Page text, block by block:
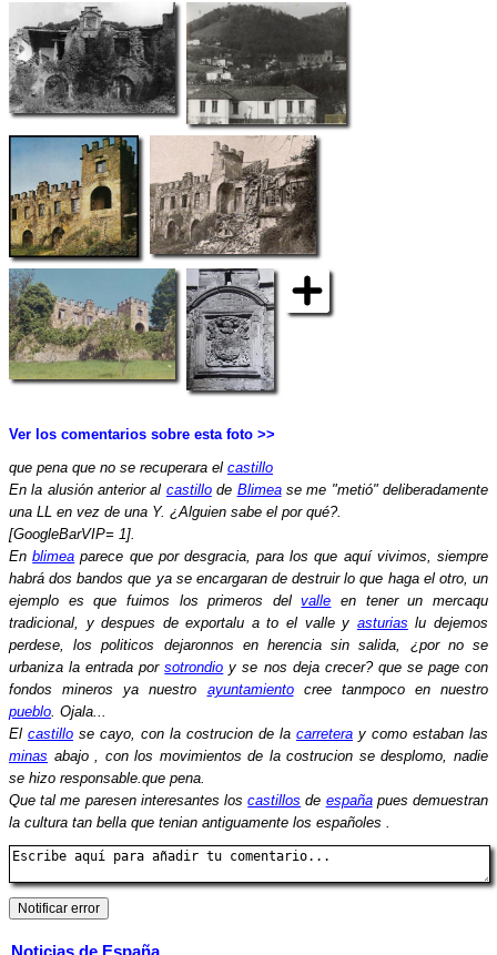
Ver los comentarios sobre esta foto >>
que pena que no se recuperara el castillo
En la alusión anterior al castillode Blimease me "metió" deliberadamente
una LL en vez de una Y. ¿Alguien sabe el por qué?.
[GoogleBarVIP= 1].
Enblimea parece que por desgracia, para los que aquí vivimos, siempre
habrá dos bandos que ya se encargaran de destruir lo que haga el otro, un
ejemplo es que fuimos los primeros delvalle en tener un mercaqu
tradicional, y despues de exportalu a to el valle y asturias lu dejemos
perdese, los politicos dejaronnos en herencia sin salida, ¿por no se
urbaniza la entrada porsotrondio y se nos deja crecer? que se page con
fondos mineros ya nuestro ayuntamientocree tanmpoco en nuestro
pueblo . Ojala...
El castillo se cayo, con la costrucion de la carretera y como estaban las
minas abajo , con los movimientos de la costrucion se desplomo, nadie
se hizo responsable.que pena.
Que tal me paresen interesantes loscastillos de españapues demuestran
la cultura tan bella que tenian antiguamente los españoles .
Noticias de España